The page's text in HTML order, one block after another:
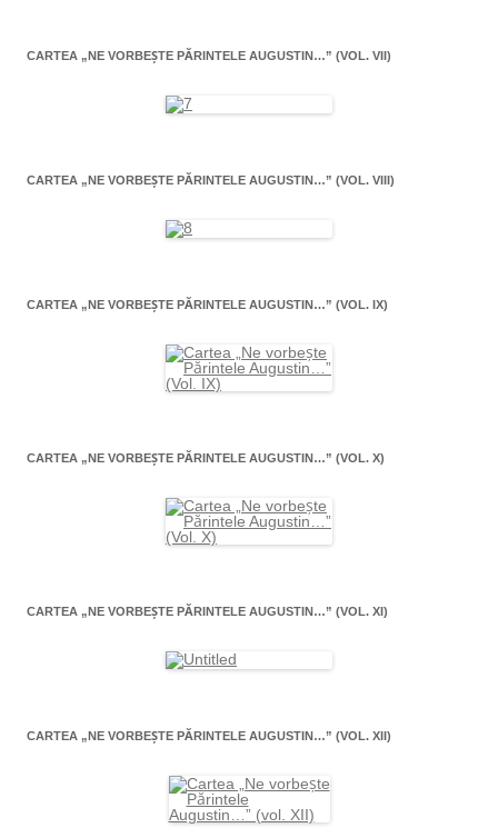
CARTEA „NE VORBEŞTE PĂRINTELE AUGUSTIN…” (VOL. VII)
CARTEA „NE VORBEŞTE PĂRINTELE AUGUSTIN…” (VOL. VIII)
CARTEA „NE VORBEŞTE PĂRINTELE AUGUSTIN…” (VOL. IX)
CARTEA „NE VORBEŞTE PĂRINTELE AUGUSTIN…” (VOL. X)
CARTEA „NE VORBEŞTE PĂRINTELE AUGUSTIN…” (VOL. XI)
CARTEA „NE VORBEŞTE PĂRINTELE AUGUSTIN…” (VOL. XII)